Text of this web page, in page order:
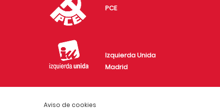
Aviso de cookies
PCE
Izquierda Unida
Madrid